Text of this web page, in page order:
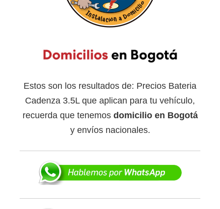
Estos son los resultados de: Precios Bateria
Cadenza 3.5L que aplican para tu vehículo,
recuerda que tenemos domicilio en Bogotá
y envíos nacionales.